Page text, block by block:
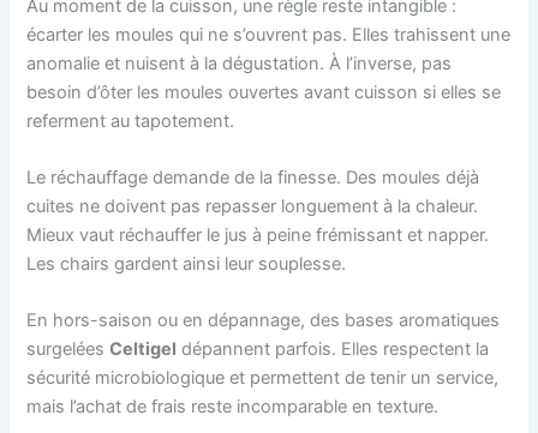
Au moment de la cuisson, une règle reste intangible :
écarter les moules qui ne s’ouvrent pas. Elles trahissent une
anomalie et nuisent à la dégustation. À l’inverse, pas
besoin d’ôter les moules ouvertes avant cuisson si elles se
referment au tapotement.
Le réchauffage demande de la finesse. Des moules déjà
cuites ne doivent pas repasser longuement à la chaleur.
Mieux vaut réchauffer le jus à peine frémissant et napper.
Les chairs gardent ainsi leur souplesse.
En hors-saison ou en dépannage, des bases aromatiques
surgeléesCeltigel dépannent parfois. Elles respectent la
sécurité microbiologique et permettent de tenir un service,
mais l’achat de frais reste incomparable en texture.